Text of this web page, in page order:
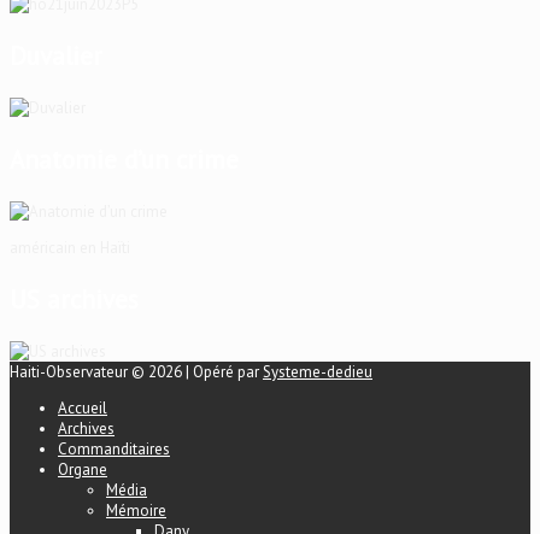
Haiti-Observateur © 2026 | Opéré parSysteme-dedieu
Accueil
Archives
Commanditaires
Organe
Média
Mémoire